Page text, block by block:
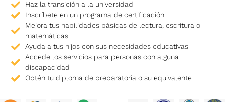
Haz la transición a la universidad
Inscríbete en un programa de certificación
Mejora tus habilidades básicas de lectura, escritura o
matemáticas
Ayuda a tus hijos con sus necesidades educativas
Accede los servicios para personas con alguna
discapacidad
Obtén tu diploma de preparatoria o su equivalente